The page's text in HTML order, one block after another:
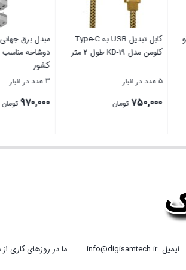
کابل افزایش طول AUX تسکو
تومان
کابل تبدیل USB به Type-C
کلومن مدل KD-19 طول 2 متر
تومان
بستن
ایمیلinfo@digisamtech.ir ما در روزهای کاری از ساعت ۹ صبح تا ۱۹